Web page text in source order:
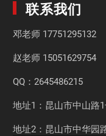
联系我们
邓老师 17751295132
赵老师 15051629754
QQ：2645486215
地址1：昆山市中山路
地址2：昆山市中华园